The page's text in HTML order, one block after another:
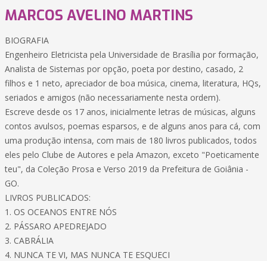
MARCOS AVELINO MARTINS
BIOGRAFIA
Engenheiro Eletricista pela Universidade de Brasília por formação,
Analista de Sistemas por opção, poeta por destino, casado, 2
filhos e 1 neto, apreciador de boa música, cinema, literatura, HQs,
seriados e amigos (não necessariamente nesta ordem).
Escreve desde os 17 anos, inicialmente letras de músicas, alguns
contos avulsos, poemas esparsos, e de alguns anos para cá, com
uma produção intensa, com mais de 180 livros publicados, todos
eles pelo Clube de Autores e pela Amazon, exceto "Poeticamente
teu", da Coleção Prosa e Verso 2019 da Prefeitura de Goiânia -
GO.
LIVROS PUBLICADOS:
1. OS OCEANOS ENTRE NÓS
2. PÁSSARO APEDREJADO
3. CABRÁLIA
4. NUNCA TE VI, MAS NUNCA TE ESQUECI